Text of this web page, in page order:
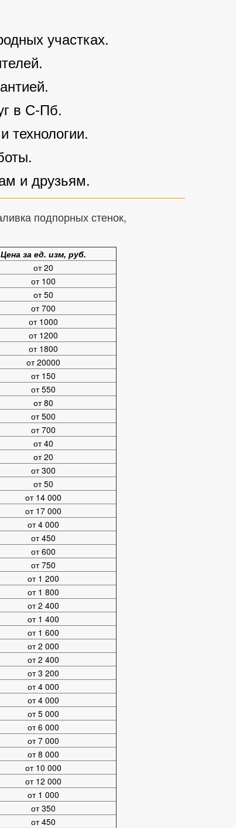
участках.
в С-Пб.
технологии.
и друзьям.
подпорных стенок,
Цена за ед. изм, руб.
от 20
от 100
от 50
от 700
от 1000
от 1200
от 1800
от 20000
от 150
от 550
от 80
от 500
от 700
от 40
от 20
от 300
от 50
от 14 000
от 17 000
от 4 000
от 450
от 600
от 750
от 1 200
от 1 800
от 2 400
от 1 400
от 1 600
от 2 000
от 2 400
от 3 200
от 4 000
от 4 000
от 5 000
от 6 000
от 7 000
от 8 000
от 10 000
от 12 000
от 1 000
от 350
от 450